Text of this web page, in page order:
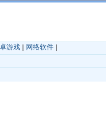
游戏 | 网络软件 |